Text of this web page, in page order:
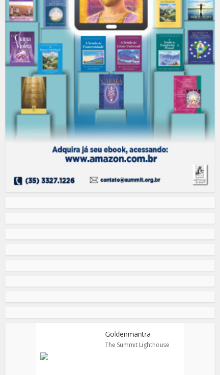
Goldenmantra
The Summit Lighthouse